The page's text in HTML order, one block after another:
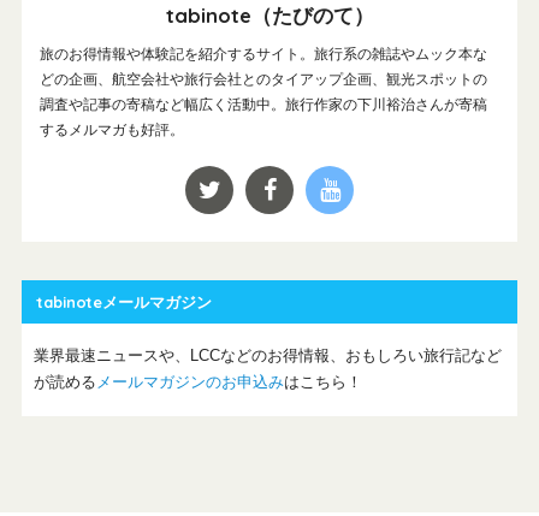
tabinote（たびのて）
旅のお得情報や体験記を紹介するサイト。旅行系の雑誌やムック本な
どの企画、航空会社や旅行会社とのタイアップ企画、観光スポットの
調査や記事の寄稿など幅広く活動中。旅行作家の下川裕治さんが寄稿
するメルマガも好評。
tabinoteメールマガジン
業界最速ニュースや、LCCなどのお得情報、おもしろい旅行記など
が読める メールマガジンのお申込みはこちら！